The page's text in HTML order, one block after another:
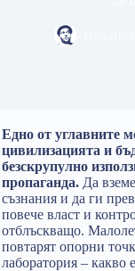
Едно от углавните
цивилизацията и
безскрупулно
пропаганда. Да
съзнания и да ги
повече власт и
отблъскващо.
повтарят опорни
лаборатория – какво